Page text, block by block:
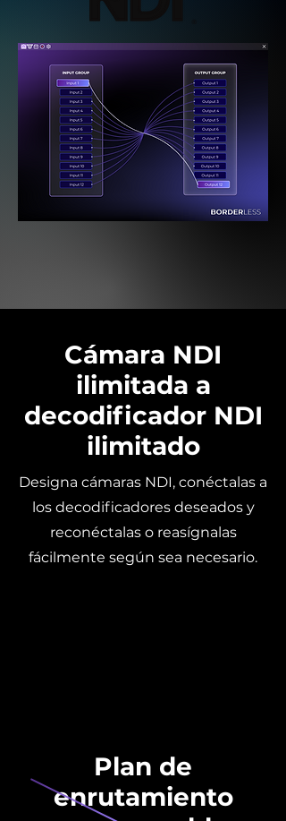
Cámara NDI
ilimitada a
decodificador NDI
ilimitado
Designa cámaras NDI, conéctalas a
los decodificadores deseados y
reconéctalas o reasígnalas
fácilmente según sea necesario.
Plan de
enrutamiento